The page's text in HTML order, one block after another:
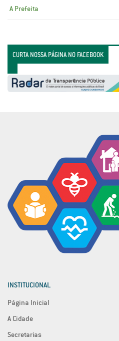
A Prefeita
CURTA NOSSA PÁGINA NO FACEBOOK
INSTITUCIONAL
Página Inicial
A Cidade
Secretarias